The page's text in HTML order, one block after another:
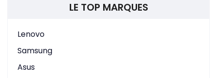
LE TOP MARQUES
Lenovo
Samsung
Asus